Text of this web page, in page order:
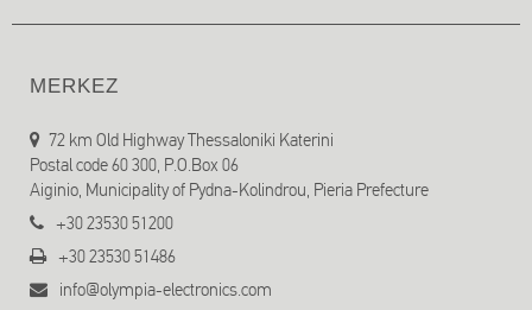
MERKEZ
72 km Old Highway Thessaloniki Katerini
Postal code 60 300, P.O.Box 06
Aiginio, Municipality of Pydna-Kolindrou, Pieria Prefecture
+30 23530 51200
+30 23530 51486
info@olympia-electronics.com